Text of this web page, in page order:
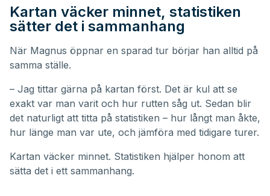
Kartan väcker minnet, statistiken
sätter det i sammanhang
När Magnus öppnar en sparad tur börjar han alltid på
samma ställe.
– Jag tittar gärna på kartan först. Det är kul att se
exakt var man varit och hur rutten såg ut. Sedan blir
det naturligt att titta på statistiken – hur långt man åkte,
hur länge man var ute, och jämföra med tidigare turer.
Kartan väcker minnet. Statistiken hjälper honom att
sätta det i ett sammanhang.